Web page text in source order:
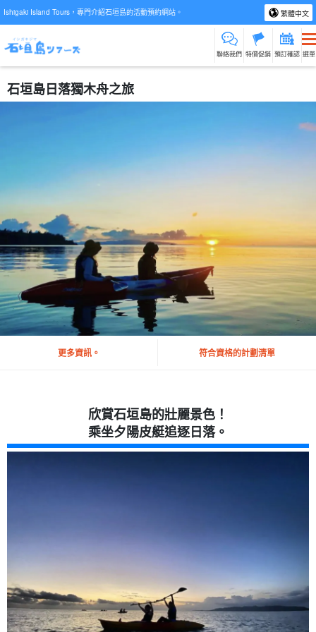
Ishigaki Island Tours，專門介紹石垣島的活動預約網站。 繁體中文
聯絡我們 特價促銷 預訂確認 選單
石垣島日落獨木舟之旅
更多資訊。 符合資格的計劃清單
欣賞石垣島的壯麗景色！
乘坐夕陽皮艇追逐日落。